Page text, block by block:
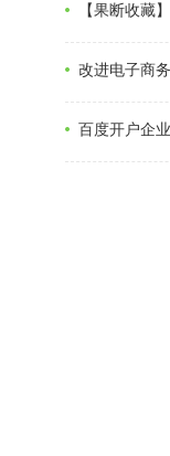
【果断收藏
改进电子商
百度开户企